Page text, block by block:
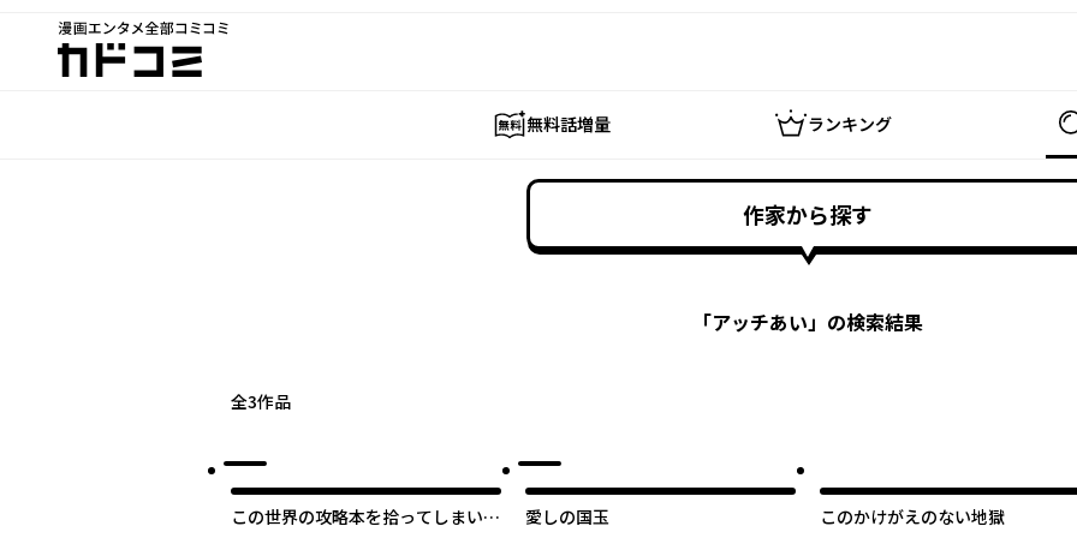
漫画エンタメ全部コミコミ
カドコミ
無料話増量 ランキング
作家から探す
「アッチあい」の検索結果
全3作品
この世界の攻略本を拾ってしまいま
愛しの国玉 このかけがえのない地獄